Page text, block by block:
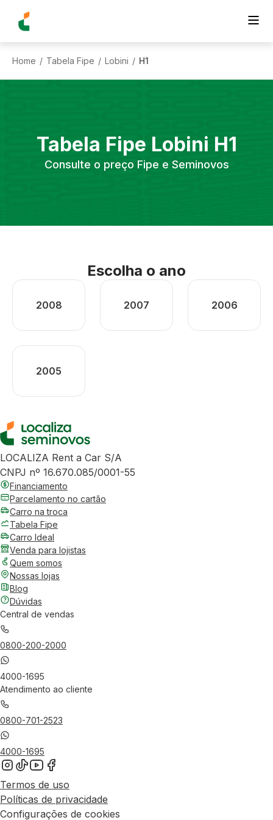
Home / Tabela Fipe / Lobini / H1
Tabela Fipe Lobini H1
Consulte o preço Fipe e Seminovos
Escolha o ano
2008 2007 2006
2005
LOCALIZA Rent a Car S/A
CNPJ nº 16.670.085/0001-55
Financiamento
Parcelamento no cartão
Carro na troca
Tabela Fipe
Carro Ideal
Venda para lojistas
Quem somos
Nossas lojas
Blog
Dúvidas
Central de vendas
0800-200-2000
4000-1695
Atendimento ao cliente
0800-701-2523
4000-1695
Termos de uso
Políticas de privacidade
Configurações de cookies